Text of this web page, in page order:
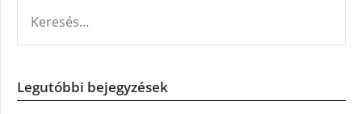
Legutóbbi bejegyzések